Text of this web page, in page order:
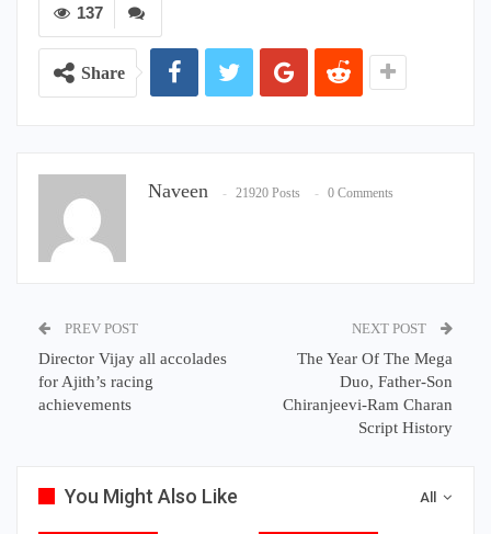
137
Share
Naveen 21920 Posts 0 Comments
PREV POST
Director Vijay all accolades
for Ajith’s racing
achievements
NEXT POST
The Year Of The Mega
Duo, Father-Son
Chiranjeevi-Ram Charan
Script History
All
You Might Also Like